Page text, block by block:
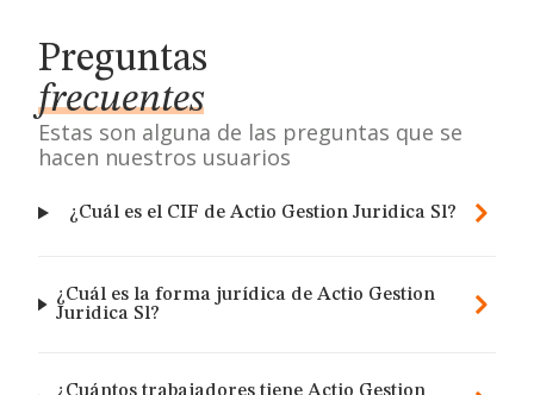
Preguntas
frecuentes
Estas son alguna de las preguntas que se
hacen nuestros usuarios
¿Cuál es el CIF de Actio Gestion Juridica Sl?
¿Cuál es la forma jurídica de Actio Gestion
Juridica Sl?